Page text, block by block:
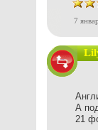
7
А
21